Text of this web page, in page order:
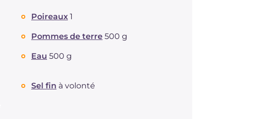
Poireaux 1
Pommes de terre 500 g
Eau 500 g
Sel fin à volonté